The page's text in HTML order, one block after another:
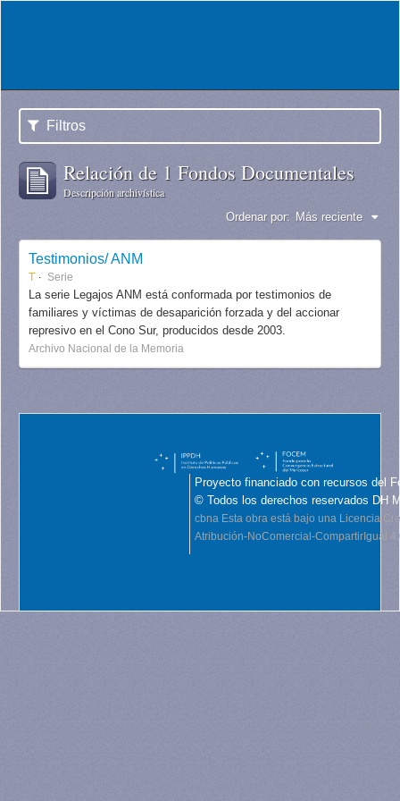
Filtros
Relación de 1 Fondos Documentales
Descripción archivística
Ordenar por: Más reciente
Testimonios/ ANM
T Serie
La serie Legajos ANM está conformada por testimonios de
familiares y víctimas de desaparición forzada y del accionar
represivo en el Cono Sur, producidos desde 2003.
Archivo Nacional de la Memoria
Proyecto financiado con recursos del
© Todos los derechos reservados DH
cbna Esta obra está bajo una Licencia
Atribución-NoComercial-CompartirIgual